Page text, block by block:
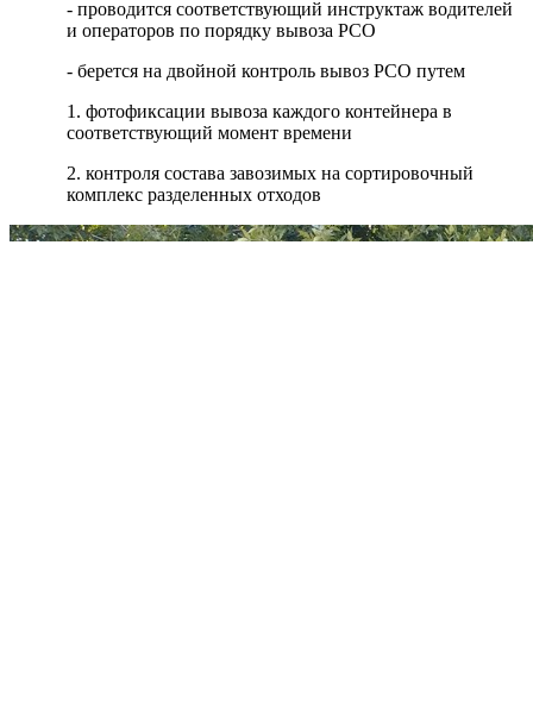
- проводится соответствующий инструктаж водителей
и операторов по порядку вывоза РСО
- берется на двойной контроль вывоз РСО путем
1. фотофиксации вывоза каждого контейнера в
соответствующий момент времени
2. контроля состава завозимых на сортировочный
комплекс разделенных отходов